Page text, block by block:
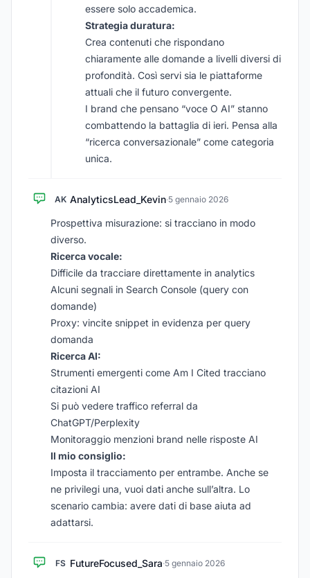
essere solo accademica.
Strategia duratura:
Crea contenuti che rispondano
chiaramente alle domande a livelli diversi di
profondità. Così servi sia le piattaforme
attuali che il futuro convergente.
I brand che pensano “voce O AI” stanno
combattendo la battaglia di ieri. Pensa alla
“ricerca conversazionale” come categoria
unica.
AK AnalyticsLead_Kevin·5 gennaio 2026
Prospettiva misurazione: si tracciano in modo
diverso.
Ricerca vocale:
Difficile da tracciare direttamente in analytics
Alcuni segnali in Search Console (query con
domande)
Proxy: vincite snippet in evidenza per query
domanda
Ricerca AI:
Strumenti emergenti come Am I Cited tracciano
citazioni AI
Si può vedere traffico referral da
ChatGPT/Perplexity
Monitoraggio menzioni brand nelle risposte AI
Il mio consiglio:
Imposta il tracciamento per entrambe. Anche se
ne privilegi una, vuoi dati anche sull’altra. Lo
scenario cambia: avere dati di base aiuta ad
adattarsi.
FS FutureFocused_Sara·5 gennaio 2026